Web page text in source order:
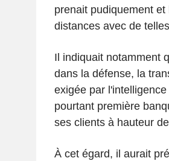
prenait pudiquement
distances avec de
Il indiquait notamment
dans la défense, la
exigée par
pourtant première
ses clients à hauteur
À cet égard, il aurait